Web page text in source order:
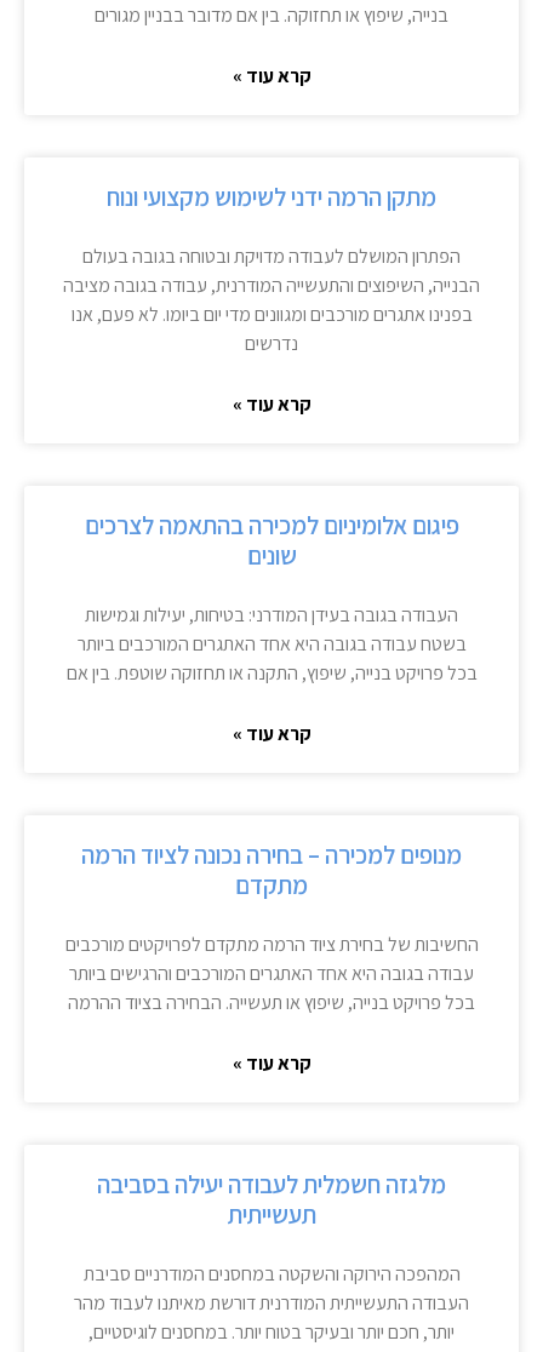
בנייה, שיפוץ או תחזוקה. בין אם מדובר בבניין מגורים
קרא עוד »
מתקן הרמה ידני לשימוש מקצועי ונוח
הפתרון המושלם לעבודה מדויקת ובטוחה בגובה בעולם
הבנייה, השיפוצים והתעשייה המודרנית, עבודה בגובה מציבה
בפנינו אתגרים מורכבים ומגוונים מדי יום ביומו. לא פעם, אנו
נדרשים
קרא עוד »
פיגום אלומיניום למכירה בהתאמה לצרכים
שונים
העבודה בגובה בעידן המודרני: בטיחות, יעילות וגמישות
בשטח עבודה בגובה היא אחד האתגרים המורכבים ביותר
בכל פרויקט בנייה, שיפוץ, התקנה או תחזוקה שוטפת. בין אם
קרא עוד »
מנופים למכירה – בחירה נכונה לציוד הרמה
מתקדם
החשיבות של בחירת ציוד הרמה מתקדם לפרויקטים מורכבים
עבודה בגובה היא אחד האתגרים המורכבים והרגישים ביותר
בכל פרויקט בנייה, שיפוץ או תעשייה. הבחירה בציוד ההרמה
קרא עוד »
מלגזה חשמלית לעבודה יעילה בסביבה
תעשייתית
המהפכה הירוקה והשקטה במחסנים המודרניים סביבת
העבודה התעשייתית המודרנית דורשת מאיתנו לעבוד מהר
יותר, חכם יותר ובעיקר בטוח יותר. במחסנים לוגיסטיים,